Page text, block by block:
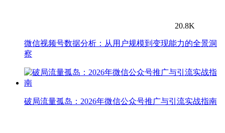
20.8K
微信视频号数据分析：从用户规模到变现能力的全景洞
察
破局流量孤岛：2026年微信公众号推广与引流实战指南